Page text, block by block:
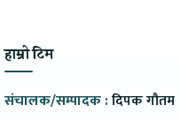
हाम्रो टिम
संचालक/सम्पादक :दिपक गौतम